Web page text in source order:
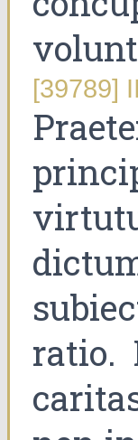
[39789]
ratio.